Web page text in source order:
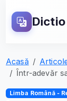
Dictio
Acasă
Ȋntr-adevăr
Limba Română -